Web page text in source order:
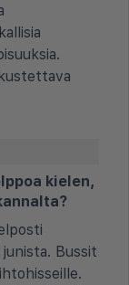
kielen,
Bussit